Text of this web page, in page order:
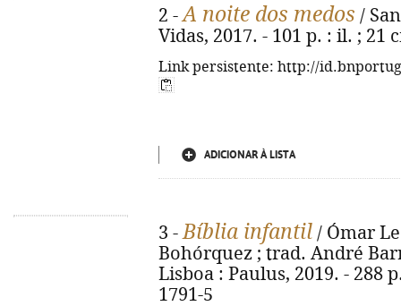
2 -A noite dos medos /
Vidas, 2017. - 101 p. : il. ; 21
Link persistente: http://
ADICIONAR À LISTA
3 -Bíblia infantil / Ómar
Bohórquez ; trad. André
Lisboa : Paulus, 2019. - 288
1791-5